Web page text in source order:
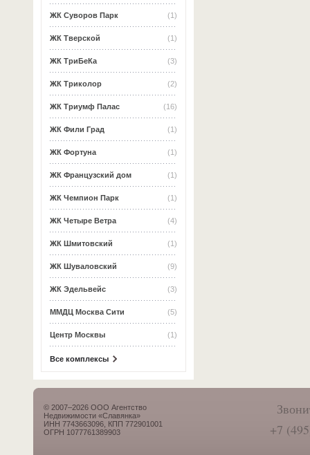
(1)
ЖК Суворов Парк
(1)
ЖК Тверской
(3)
ЖК ТриБеКа
(2)
ЖК Триколор
(16)
ЖК Триумф Палас
(1)
ЖК Фили Град
(1)
ЖК Фортуна
(1)
ЖК Французский дом
(1)
ЖК Чемпион Парк
(4)
ЖК Четыре Ветра
(1)
ЖК Шмитовский
(9)
ЖК Шуваловский
(3)
ЖК Эдельвейс
(5)
ММДЦ Москва Сити
(1)
Центр Москвы
Все комплексы
© 2007–2026 ООО Агентство
Недвижимости «Славянка»
ИНН 7743663096, КПП 772901001
ОГРН 1077761389903
+7